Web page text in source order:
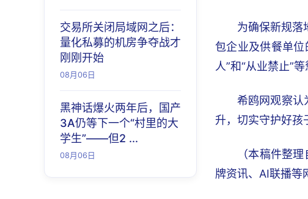
交易所关闭局域网之后：
量化私募的机房争夺战才
刚刚开始
08月06日
黑神话爆火两年后，国产
3A仍等下一个“村里的大
学生”——但2 ...
08月06日
为确保新规落
包企业及供餐单
人”和“从业禁止”等
希鸥网观察认
升，切实守护好孩
（本稿件整
牌资讯、AI联播等